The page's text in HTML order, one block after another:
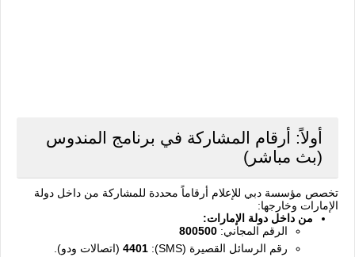
أولاً: أرقام المشاركة في برنامج المندوس
(بث مباشر)
تخصص مؤسسة دبي للإعلام أرقاماً محددة للمشاركة من داخل دولة
الإمارات وخارجها:
من داخل دولة الإمارات:
الرقم المجاني: 800500
رقم الرسائل القصيرة (SMS):
4401 (اتصالات ودو).